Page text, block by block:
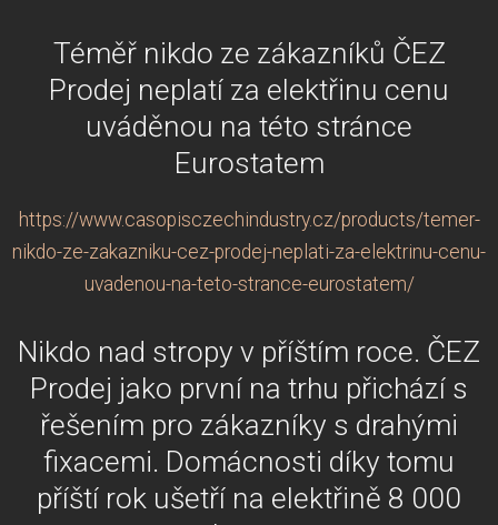
Téměř nikdo ze zákazníků ČEZ
Prodej neplatí za elektřinu cenu
uváděnou na této stránce
Eurostatem
https://www.casopisczechindustry.cz/products/temer-
nikdo-ze-zakazniku-cez-prodej-neplati-za-elektrinu-cenu-
uvadenou-na-teto-strance-eurostatem/
Nikdo nad stropy v příštím roce. ČEZ
Prodej jako první na trhu přichází s
řešením pro zákazníky s drahými
fixacemi. Domácnosti díky tomu
příští rok ušetří na elektřině 8 000